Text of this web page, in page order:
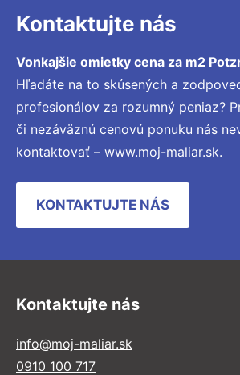
Kontaktujte nás
Vonkajšie omietky cena za m2
Hľadáte na to skúsených a
profesionálov za rozumný peniaz?
či nezáväznú cenovú ponuku nás
kontaktovať – www.moj-maliar.sk.
KONTAKTUJTE NÁS
Kontaktujte nás
info@moj-maliar.sk
0910 100 717